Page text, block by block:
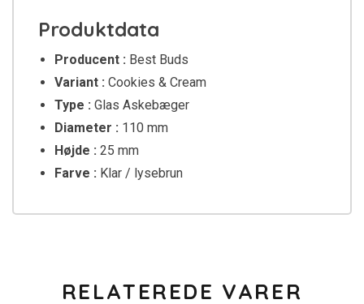
Produktdata
Producent : Best Buds
Variant : Cookies & Cream
Type : Glas Askebæger
Diameter : 110 mm
Højde : 25 mm
Farve : Klar / lysebrun
RELATEREDE VARER